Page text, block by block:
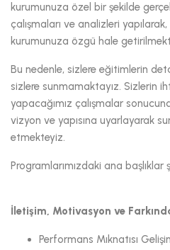
kurumunuza özel bir şekilde
çalışmaları ve analizleri
kurumunuza özgü hale
Bu nedenle, sizlere eğitimlerin
sizlere sunmamaktayız. Sizlerin
yapacağımız çalışmalar
vizyon ve yapısına uyarlayarak
etmekteyiz.
Programlarımızdaki ana
İletişim, Motivasyon ve
Performans Mıknatısı